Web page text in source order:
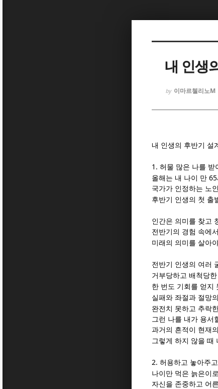
내 인생
by 이마르첼리노M
내 인생의 후반기 설계
1. 허물 많은 나를 받
올해는 내 나이 만 65
국가가 인정하는 노
후반기 인생의 첫 출
인간은 의미를 찾고
전반기의 경험 속에
미래의 의미를 살아
전반기 인생의 여러
거부당하고 배척당
한 번도 기회를 얻지
실패와 좌절과 절망
완전치 못하고 추락
그런 나를 내가 용서
과거의 흔적이 현재
그렇게 하지 않을 때
2. 허용하고 놓아주
나이만 먹은 늙은이
자신을 존중하고 어